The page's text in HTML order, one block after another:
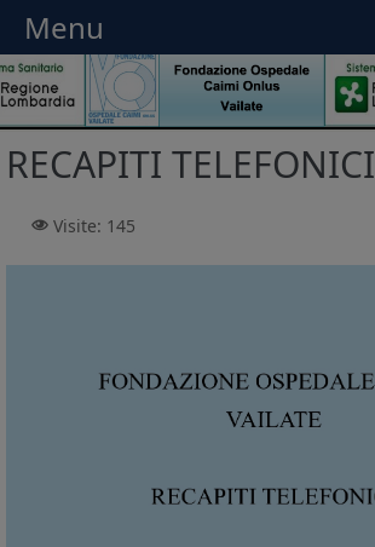
RECAPITI TELEFONICI
Visite: 145
Menu
Menu